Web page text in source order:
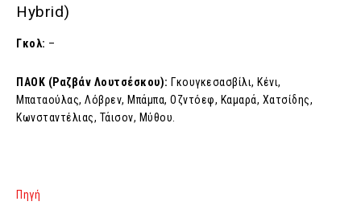
Hybrid)
Γκολ: –
ΠΑΟΚ (Ραζβάν Λουτσέσκου): Γκουγκεσασβίλι, Κένι,
Μπαταούλας, Λόβρεν, Μπάμπα, Οζντόεφ, Καμαρά, Χατσίδης,
Κωνσταντέλιας, Τάισον, Μύθου.
Πηγή